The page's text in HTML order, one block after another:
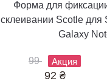
Форма для
склеивании Scotle для
Galaxy
99 Акция
92 ₴